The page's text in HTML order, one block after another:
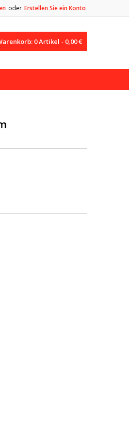
oder Erstellen Sie ein Konto
0Artikel - 0,00 €